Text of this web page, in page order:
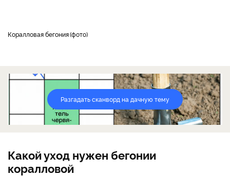
Коралловая бегония фото
Разгадать сканворд на дачную тему
Какой уход нужен бегонии
коралловой